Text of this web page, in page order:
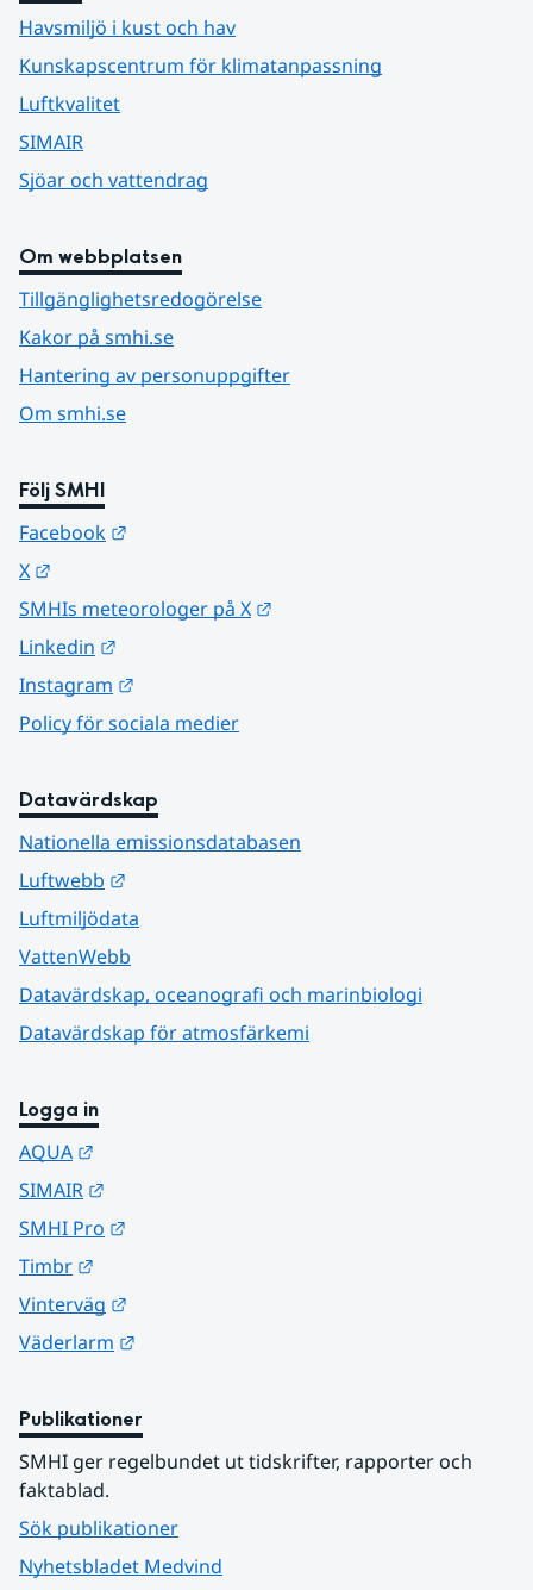
Havsmiljö i kust och hav
Kunskapscentrum för klimatanpassning
Luftkvalitet
SIMAIR
Sjöar och vattendrag
Om webbplatsen
Tillgänglighetsredogörelse
Kakor på smhi.se
Hantering av personuppgifter
Om smhi.se
Följ SMHI
Facebook
X
SMHIs meteorologer på X
Linkedin
Instagram
Policy för sociala medier
Datavärdskap
Nationella emissionsdatabasen
Luftwebb
Luftmiljödata
VattenWebb
Datavärdskap, oceanografi och marinbiologi
Datavärdskap för atmosfärkemi
Logga in
AQUA
SIMAIR
SMHI Pro
Timbr
Vinterväg
Väderlarm
Publikationer
SMHI ger regelbundet ut tidskrifter, rapporter och
faktablad.
Sök publikationer
Nyhetsbladet Medvind